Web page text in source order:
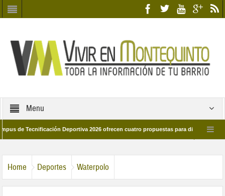
Menu
Tecnificación Deportiva 2026 ofrecen cuatro propuestas para disfrutar del deporte
Home Deportes Waterpolo